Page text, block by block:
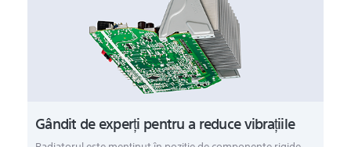
Gândit de experţi pentru a reduce vibraţiile